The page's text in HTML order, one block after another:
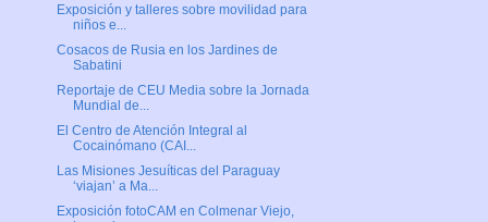
Exposición y talleres sobre movilidad para
niños e...
Cosacos de Rusia en los Jardines de
Sabatini
Reportaje de CEU Media sobre la Jornada
Mundial de...
El Centro de Atención Integral al
Cocainómano (CAI...
Las Misiones Jesuíticas del Paraguay
‘viajan’ a Ma...
Exposición fotoCAM en Colmenar Viejo,